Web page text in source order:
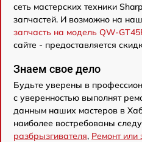
сеть мастерских техники
запчастей. И возможно на
запчасть на модель QW-
сайте - предоставляется
Знаем свое дело
Будьте уверены в
с уверенностью выполнят
данным наших мастеров в
наиболее востребованы
разбрызгивателя, Ремонт или